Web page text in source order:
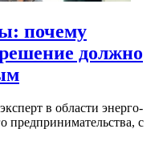
почему
должно
в области энерго-
предпринимательства, с